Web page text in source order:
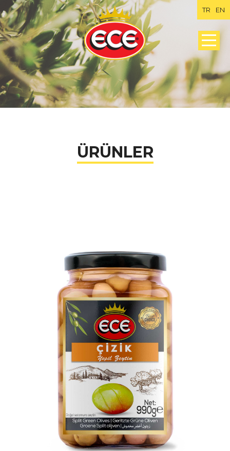
TR EN
ÜRÜNLER